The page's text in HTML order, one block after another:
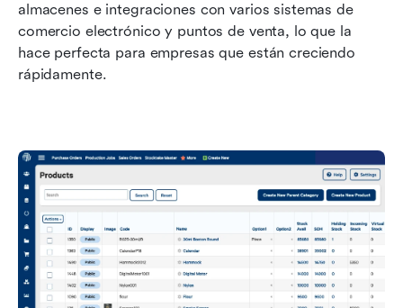
almacenes e integraciones con varios sistemas de
comercio electrónico y puntos de venta, lo que la
hace perfecta para empresas que están creciendo
rápidamente.